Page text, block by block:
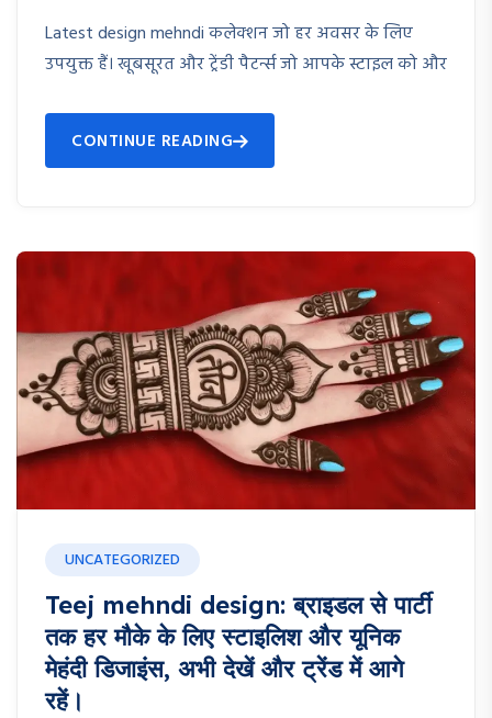
Latest design mehndi कलेक्शन जो हर अवसर के लिए
उपयुक्त हैं। खूबसूरत और ट्रेंडी पैटर्न्स जो आपके स्टाइल को और
CONTINUE READING
UNCATEGORIZED
Teej mehndi design: ब्राइडल से पार्टी
तक हर मौके के लिए स्टाइलिश और यूनिक
मेहंदी डिजाइंस, अभी देखें और ट्रेंड में आगे
रहें।